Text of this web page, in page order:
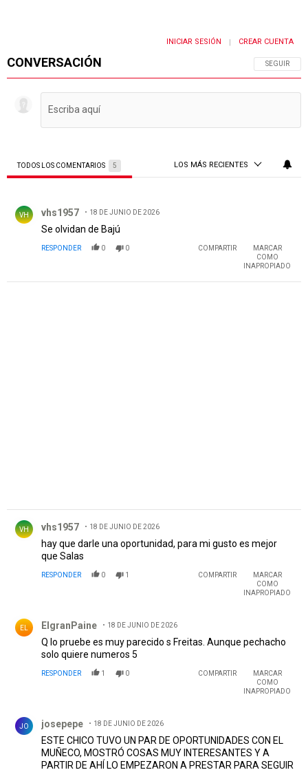
CONVERSACIÓN SIGA ESTA
SEGUIR
INICIAR SESIÓN | CREAR CUENTA
TODOS LOS COMENTARIOS 5 LOS MÁS RECIENTES
VH vhs1957 18 DE JUNIO DE 2026
Se olvidan de Bajú
RESPONDER 0 0 COMPARTIR
MARCAR
COMO
INAPROPIADO
VH vhs1957 18 DE JUNIO DE 2026
hay que darle una oportunidad, para mi gusto es mejor
que Salas
RESPONDER 0 1 COMPARTIR
MARCAR
COMO
INAPROPIADO
EL ElgranPaine 18 DE JUNIO DE 2026
Q lo pruebe es muy parecido s Freitas. Aunque pechacho
solo quiere numeros 5
RESPONDER 1 0 COMPARTIR
MARCAR
COMO
INAPROPIADO
JO josepepe 18 DE JUNIO DE 2026
ESTE CHICO TUVO UN PAR DE OPORTUNIDADES CON EL
MUÑECO, MOSTRÓ COSAS MUY INTERESANTES Y A
PARTIR DE AHÍ LO EMPEZARON A PRESTAR PARA SEGUIR